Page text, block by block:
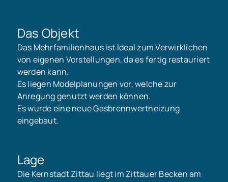
Das Objekt
Das Mehrfamilienhaus ist Ideal zum Verwirklichen
von eigenen Vorstellungen, da es fertig restauriert
werden kann.
Es liegen Modelplanungen vor, welche zur
Anregung genutzt werden können.
Es wurde eine neue Gasbrennwertheizung
eingebaut.
Lage
Die Kernstadt Zittau liegt im Zittauer Becken am